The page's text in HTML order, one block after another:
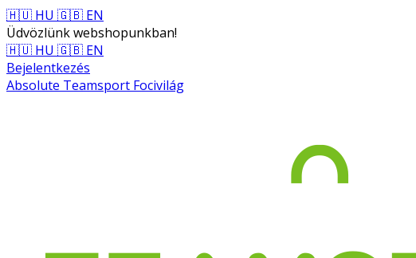
🇭🇺 HU 🇬🇧 EN
Üdvözlünk webshopunkban!
🇭🇺 HU 🇬🇧 EN
Bejelentkezés
Absolute Teamsport Focivilág